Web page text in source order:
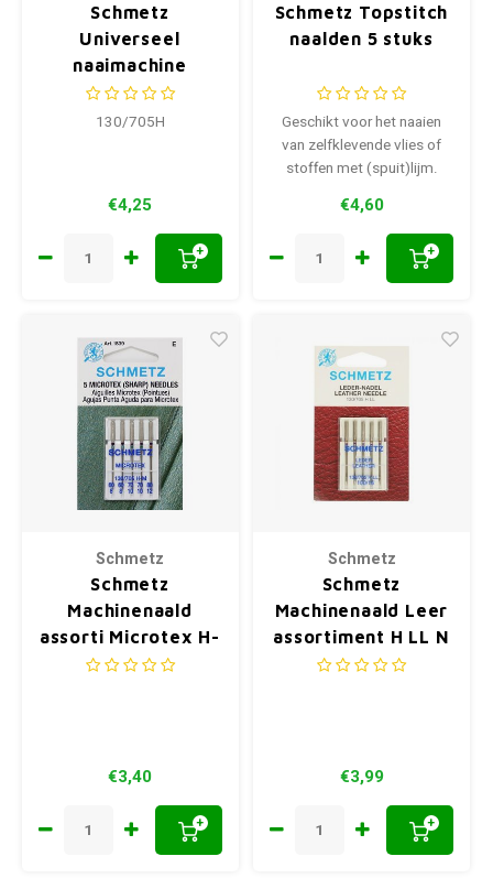
Schmetz
Universeel
naaimachine
naalden 80-12 10
stuks
130/705H
€4,25
+
Schmetz Topstitch
naalden 5 stuks
Geschikt voor het naaien
van zelfklevende vlies of
stoffen met (spuit)lijm.
€4,60
+
Schmetz
Schmetz
Machinenaald
assorti Microtex H-
M N60-80
€3,40
+
Schmetz
Schmetz
Machinenaald Leer
assortiment H LL N
80-100
€3,99
+